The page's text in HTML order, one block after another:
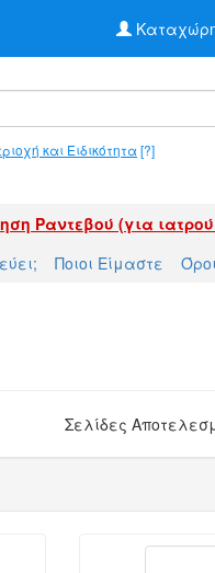
και Ειδικότητα[?]
Ραντεβού (για
Ποιοι Είμαστε
Σελίδες